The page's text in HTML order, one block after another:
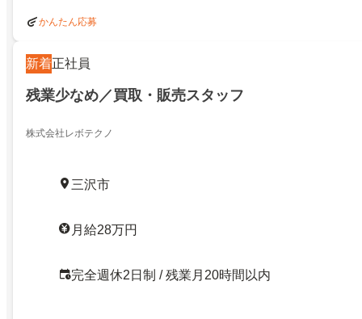
かんたん応募
新着正社員
残業少なめ／買取・販売スタッフ
株式会社レボテクノ
三沢市
月給28万円
完全週休2日制 / 残業月20時間以内